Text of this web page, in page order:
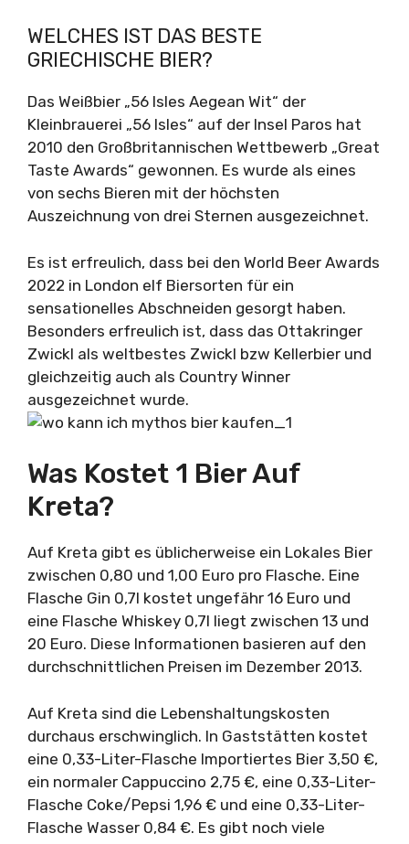
WELCHES IST DAS BESTE
GRIECHISCHE BIER?
Das Weißbier „56 Isles Aegean Wit“ der
Kleinbrauerei „56 Isles“ auf der Insel Paros hat
2010 den Großbritannischen Wettbewerb „Great
Taste Awards“ gewonnen. Es wurde als eines
von sechs Bieren mit der höchsten
Auszeichnung von drei Sternen ausgezeichnet.
Es ist erfreulich, dass bei den World Beer Awards
2022 in London elf Biersorten für ein
sensationelles Abschneiden gesorgt haben.
Besonders erfreulich ist, dass das Ottakringer
Zwickl als weltbestes Zwickl bzw Kellerbier und
gleichzeitig auch als Country Winner
ausgezeichnet wurde.
Was Kostet 1 Bier Auf
Kreta?
Auf Kreta gibt es üblicherweise ein Lokales Bier
zwischen 0,80 und 1,00 Euro pro Flasche. Eine
Flasche Gin 0,7l kostet ungefähr 16 Euro und
eine Flasche Whiskey 0,7l liegt zwischen 13 und
20 Euro. Diese Informationen basieren auf den
durchschnittlichen Preisen im Dezember 2013.
Auf Kreta sind die Lebenshaltungskosten
durchaus erschwinglich. In Gaststätten kostet
eine 0,33-Liter-Flasche Importiertes Bier 3,50 €,
ein normaler Cappuccino 2,75 €, eine 0,33-Liter-
Flasche Coke/Pepsi 1,96 € und eine 0,33-Liter-
Flasche Wasser 0,84 €. Es gibt noch viele